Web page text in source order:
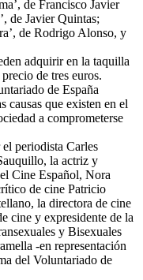
de Francisco Javier
de Javier Quintas;
de Rodrigo Alonso, y
adquirir en la taquilla
de tres euros.
de España
causas que existen en el
a comprometerse
periodista Carles
la actriz y
Cine Español, Nora
de cine Patricio
la directora de cine
cine y expresidente de la
y Bisexuales
-en representación
del Voluntariado de